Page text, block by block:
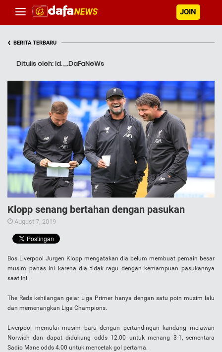
JOIN
‹ BERITA TERBARU
Ditulis oleh: Id._.DaFaNeWs
Klopp senang bertahan dengan pasukan
August 7, 2019
Bos Liverpool Jurgen Klopp mengatakan dia belum membuat pemain besar
musim panas ini karena dia tidak ragu dengan kemampuan pasukannya
saat ini.
The Reds kehilangan gelar Liga Primer hanya dengan satu poin musim lalu
dan memenangkan Liga Champions.
Liverpool memulai musim baru dengan pertandingan kandang melawan
Norwich dan dapat didukung odds 12.00 untuk menang 3-1, sementara
Sadio Mane odds 4.00 untuk mencetak gol pertama.